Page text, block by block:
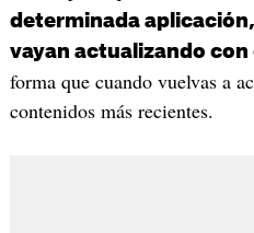
determinada
vayan actualizando
forma que cuando vuelvas a
contenidos más recientes.